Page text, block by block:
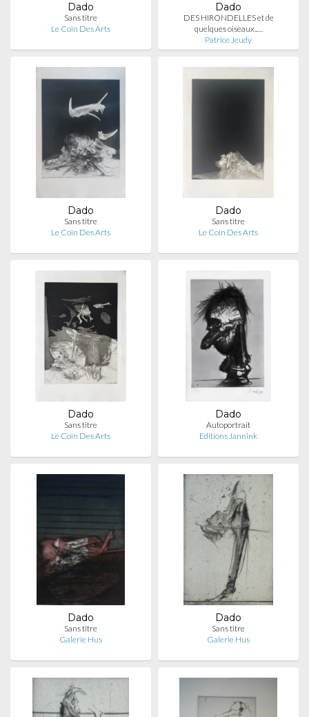
Dado
Sans titre
Le Coin Des Arts
Dado
DES HIRONDELLES et de
quelques oiseaux..…
Patrice Jeudy
Dado
Sans titre
Le Coin Des Arts
Dado
Sans titre
Le Coin Des Arts
Dado
Sans titre
Le Coin Des Arts
Dado
Autoportrait
Editions Jannink
Dado
Sans titre
Galerie Hus
Dado
Sans titre
Galerie Hus